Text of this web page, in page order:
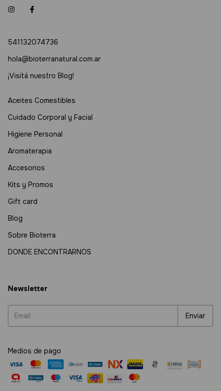
541132074736
hola@bioterranatural.com.ar
¡Visitá nuestro Blog!
Aceites Comestibles
Cuidado Corporal y Facial
Higiene Personal
Aromaterapia
Accesorios
Kits y Promos
Gift card
Blog
Sobre Bioterra
DONDE ENCONTRARNOS
Newsletter
Medios de pago